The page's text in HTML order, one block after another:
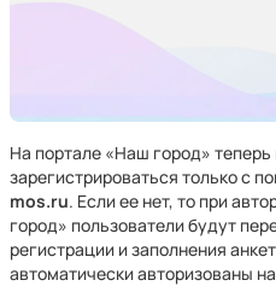
На портале «Наш город»
зарегистрироваться только с
mos.ru. Если ее нет, то при
город» пользователи будут
регистрации и заполнения
автоматически авторизованы